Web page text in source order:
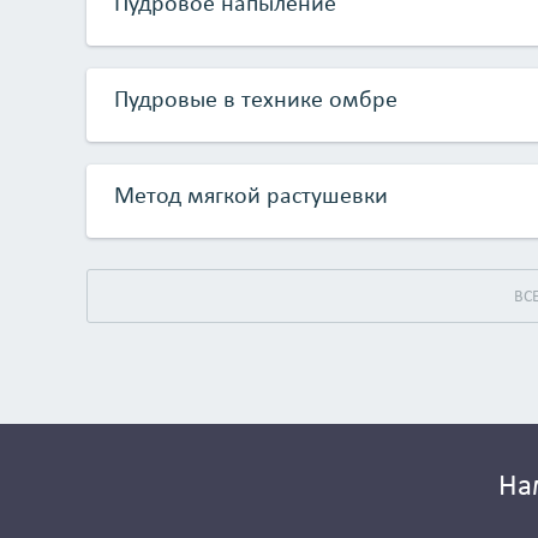
Пудровые в технике омбре
Метод мягкой растушевки